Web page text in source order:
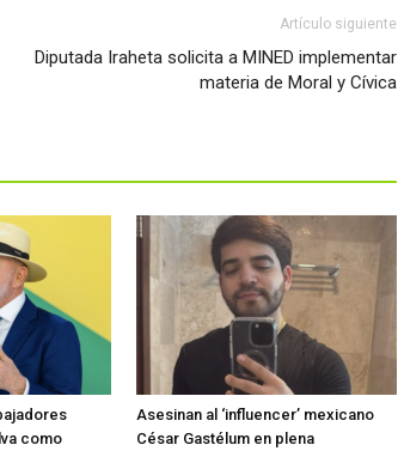
Artículo siguiente
Diputada Iraheta solicita a MINED implementar
materia de Moral y Cívica
como
Asesinan al ‘influencer’ mexicano
César Gastélum en plena